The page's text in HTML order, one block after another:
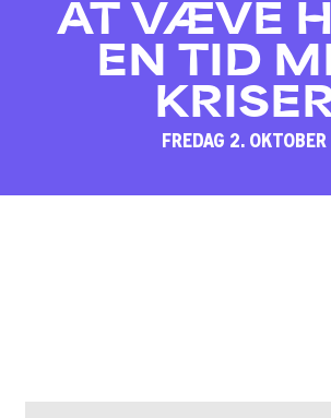
AT VÆVE
EN TID
FREDAG 2. OKTOBER